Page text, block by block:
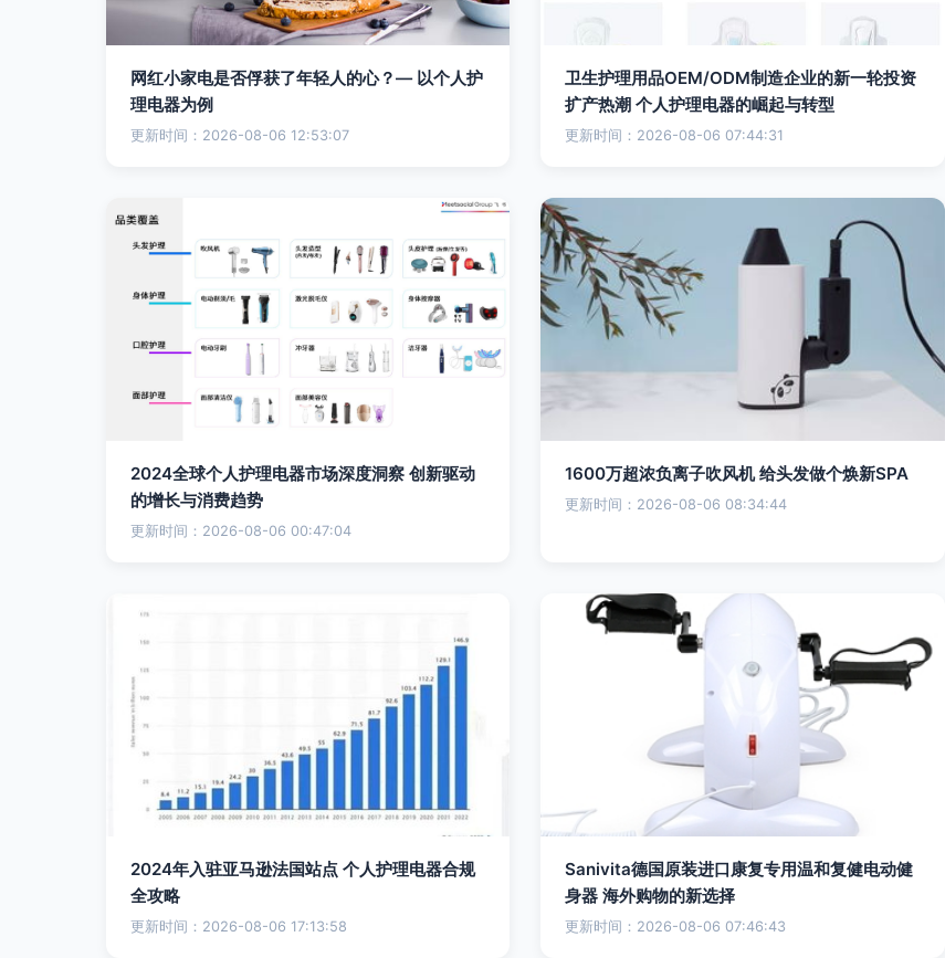
网红小家电是否俘获了年轻人的心？— 以个人护
理电器为例
更新时间：2026-08-06 12:53:07
卫生护理用品OEM/ODM制造企业的新一轮投资
扩产热潮 个人护理电器的崛起与转型
更新时间：2026-08-06 07:44:31
2024全球个人护理电器市场深度洞察 创新驱动
的增长与消费趋势
更新时间：2026-08-06 00:47:04
1600万超浓负离子吹风机 给头发做个焕新SPA
更新时间：2026-08-06 08:34:44
2024年入驻亚马逊法国站点 个人护理电器合规
全攻略
更新时间：2026-08-06 17:13:58
Sanivita德国原装进口康复专用温和复健电动健
身器 海外购物的新选择
更新时间：2026-08-06 07:46:43